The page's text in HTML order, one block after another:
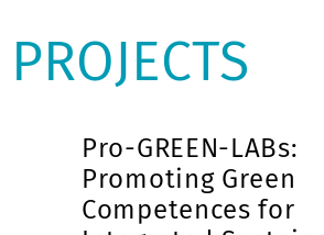
PROJECTS
Pro-GREEN-LABs:
Promoting Green
Competences for